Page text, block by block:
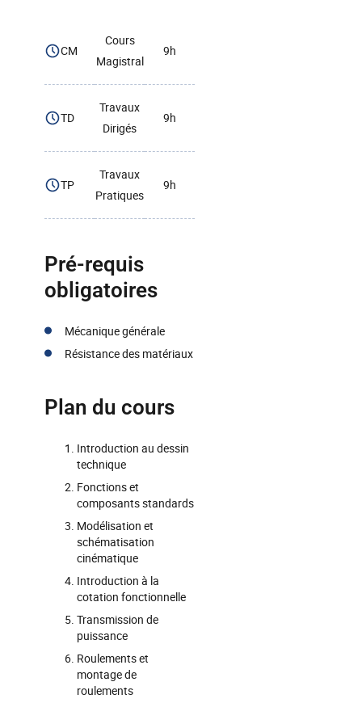
CM
Cours
Magistral
9h
TD
Travaux
Dirigés
9h
TP
Travaux
Pratiques
9h
Pré-requis
obligatoires
Mécanique générale
Résistance des matériaux
Plan du cours
Introduction au dessin
technique
Fonctions et
composants standards
Modélisation et
schématisation
cinématique
Introduction à la
cotation fonctionnelle
Transmission de
puissance
Roulements et
montage de
roulements